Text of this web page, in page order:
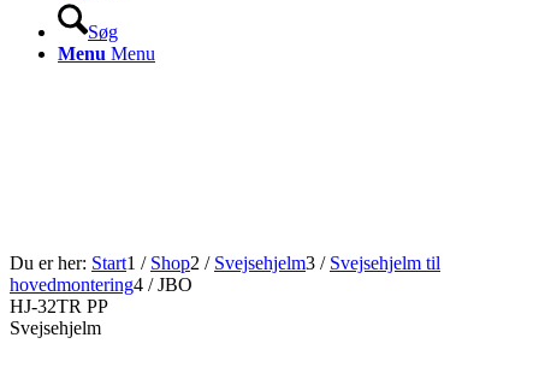
Søg
Menu Menu
Du er her: Start1 / Shop2 / Svejsehjelm3 / Svejsehjelm til
hovedmontering4 / JBO
HJ-32TR PP
Svejsehjelm